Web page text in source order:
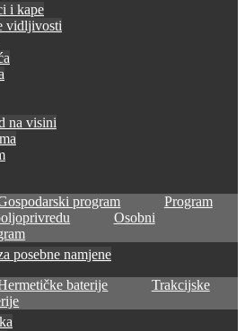
i kape
vidljivosti
na visini
program
Program
Osobni
posebne namjene
baterije
Trakcijske